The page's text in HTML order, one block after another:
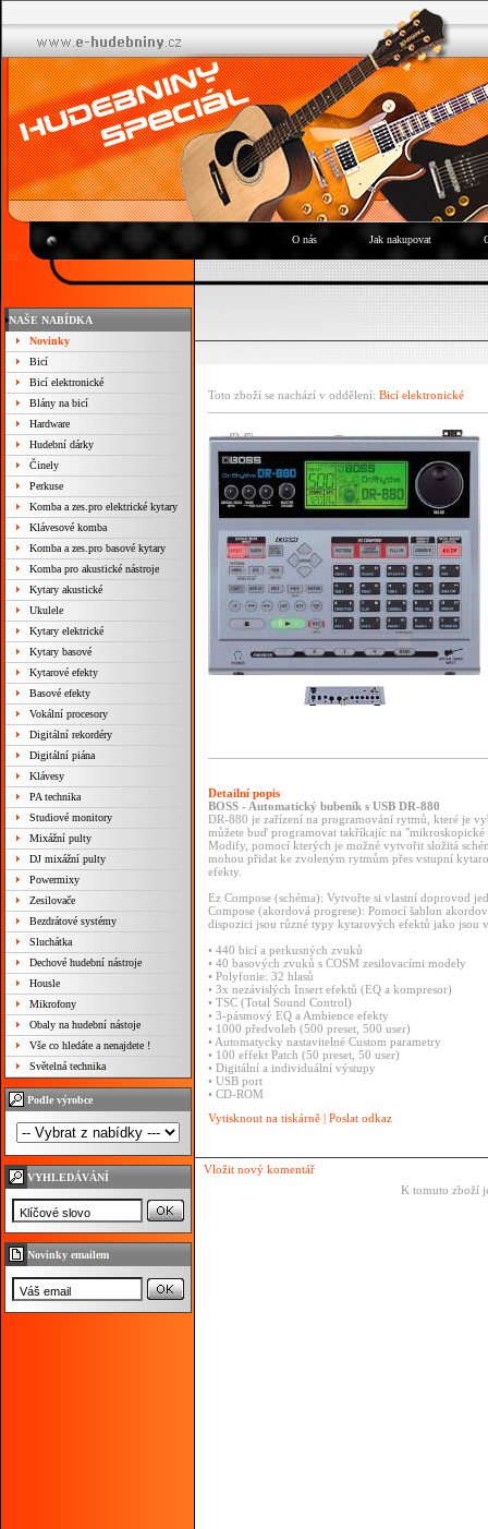
O nás Jak nakupovat
NAŠE NABÍDKA
Novinky
Bicí
Bicí elektronické
Blány na bicí
Hardware
Hudební dárky
Činely
Perkuse
Komba a zes.pro elektrické kytary
Klávesové komba
Komba a zes.pro basové kytary
Komba pro akustické nástroje
Kytary akustické
Ukulele
Kytary elektrické
Kytary basové
Kytarové efekty
Basové efekty
Vokální procesory
Digitální rekordéry
Digitální piána
Klávesy
PA technika
Studiové monitory
Mixážní pulty
DJ mixážní pulty
Powermixy
Zesilovače
Bezdrátové systémy
Sluchátka
Dechové hudební nástroje
Housle
Mikrofony
Obaly na hudební nástoje
Vše co hledáte a nenajdete !
Světelná technika
Podle výrobce
VYHLEDÁVÁNÍ
Novinky emailem
Toto zboží se nachází v oddělení: Bicí elektronické
Detailní popis
BOSS - Automatický bubeník s USB DR-880
DR-880 je zařízení na programování rytmů, které je
můžete buď programovat takříkajíc na
Modify, pomocí kterých je možné vytvořit složitá
mohou přidat ke zvoleným rytmům přes vstupní
efekty.
Ez Compose (schéma): Vytvořte si vlastní doprovod
Compose (akordová progrese): Pomocí šablon
dispozici jsou různé typy kytarových efektů jako jsou
• 440 bicí a perkusných zvuků
• 40 basových zvuků s COSM zesilovacími modely
• Polyfonie: 32 hlasů
• 3x nezávislých Insert efektů (EQ a kompresor)
• TSC (Total Sound Control)
• 3-pásmový EQ a Ambience efekty
• 1000 předvoleb (500 preset, 500 user)
• Automatycky nastavitelné Custom parametry
• 100 effekt Patch (50 preset, 50 user)
• Digitální a individuální výstupy
• USB port
• CD-ROM
Vytisknout na tiskárně | Poslat odkaz
Vložit nový komentář
K tomuto zboží